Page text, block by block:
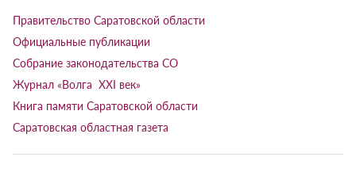
Правительство Саратовской области
Официальные публикации
Собрание законодательства СО
Журнал «Волга XXI век»
Книга памяти Саратовской области
Саратовская областная газета